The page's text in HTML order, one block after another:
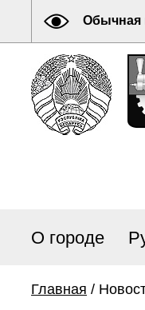
Обычная
О городе
Главная /